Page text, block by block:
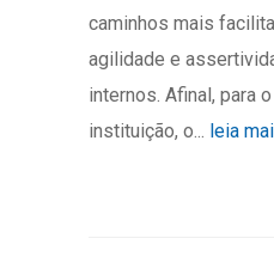
caminhos mais
agilidade e
internos. Afinal, para
instituição, o... leia